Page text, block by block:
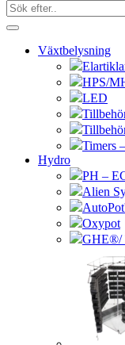
Växtbelysning
HPS/
LED
Timers
Hydro
PH –
Alien
Oxypot
GHE®/